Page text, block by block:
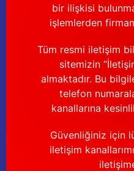
bir ilişkisi
işlemlerden
Tüm resmi iletişim
sitemizin
almaktadır. Bu
telefon
kanallarına
Güvenliğiniz için
iletişim